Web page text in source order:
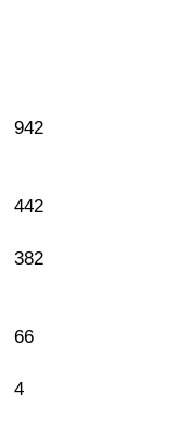
942
442
382
66
4